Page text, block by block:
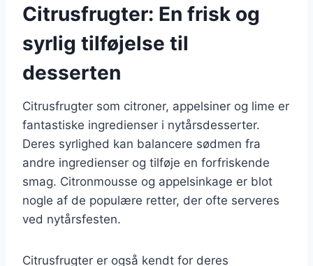
Citrusfrugter: En frisk og
syrlig tilføjelse til
desserten
Citrusfrugter som citroner, appelsiner og lime er
fantastiske ingredienser i nytårsdesserter.
Deres syrlighed kan balancere sødmen fra
andre ingredienser og tilføje en forfriskende
smag. Citronmousse og appelsinkage er blot
nogle af de populære retter, der ofte serveres
ved nytårsfesten.
Citrusfrugter er også kendt for deres